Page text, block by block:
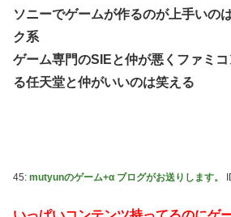
ソニーでゲームが作るのが上手いの
ク系
ゲーム専門のSIEと仲が悪くファミ
る任天堂と仲がいいのは笑える
45: mutyunのゲーム+α ブログがお送りします。